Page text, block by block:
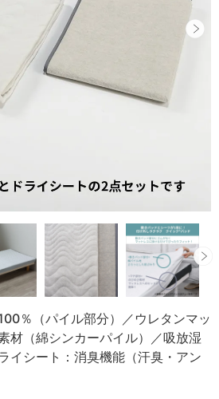
％（パイル部分）／ウレタンマッ
材（綿シンカーパイル）／吸放湿
イシート：消臭機能（汗臭・アン